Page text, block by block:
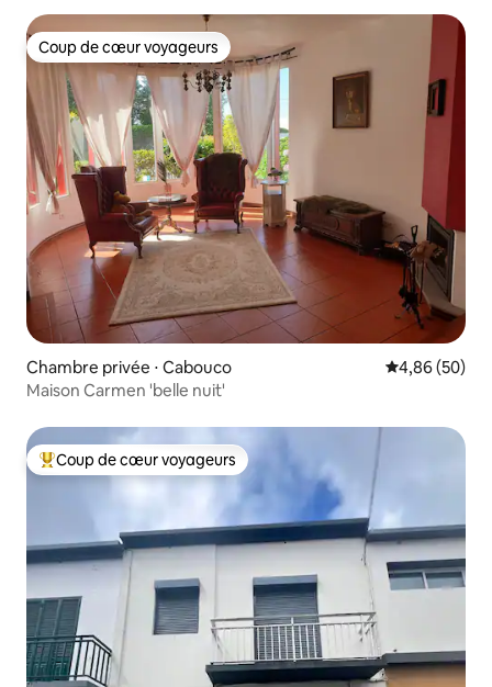
Coup de cœur voyageurs
Coup de cœur voyageurs
Chambre privée ⋅ Cabouco Évaluation
4,86 (50)
Maison Carmen 'belle nuit'
Coups de cœur voyageurs les plus appréciés
Coup de cœur voyageurs